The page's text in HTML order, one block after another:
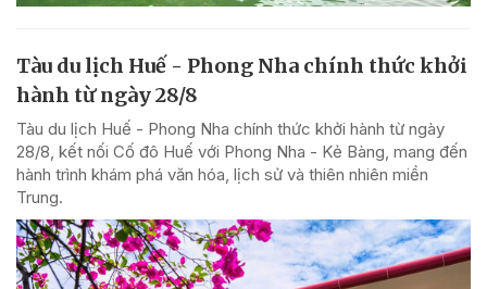
Tàu du lịch Huế - Phong Nha chính thức khởi
hành từ ngày 28/8
Tàu du lịch Huế - Phong Nha chính thức khởi hành từ ngày
28/8, kết nối Cố đô Huế với Phong Nha - Kẻ Bàng, mang đến
hành trình khám phá văn hóa, lịch sử và thiên nhiên miền
Trung.